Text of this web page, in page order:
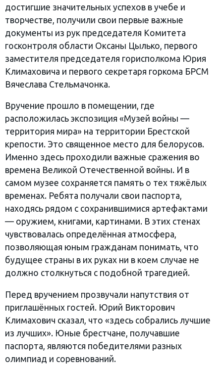
достигшие значительных успехов в учебе и
творчестве, получили свои первые важные
документы из рук председателя Комитета
госконтроля области Оксаны Цылько, первого
заместителя председателя горисполкома Юрия
Климаховича и первого секретаря горкома БРСМ
Вячеслава Стельмачонка.
Вручение прошло в помещении, где
расположилась экспозиция «Музей войны —
территория мира» на территории Брестской
крепости. Это священное место для белорусов.
Именно здесь проходили важные сражения во
времена Великой Отечественной войны. И в
самом музее сохраняется память о тех тяжёлых
временах. Ребята получали свои паспорта,
находясь рядом с сохранившимися артефактами
— оружием, книгами, картинами. В этих стенах
чувствовалась определённая атмосфера,
позволяющая юным гражданам понимать, что
будущее страны в их руках ни в коем случае не
должно столкнуться с подобной трагедией.
Перед вручением прозвучали напутствия от
приглашённых гостей. Юрий Викторович
Климахович сказал, что «здесь собрались лучшие
из лучших». Юные брестчане, получавшие
паспорта, являются победителями разных
олимпиад и соревнований.